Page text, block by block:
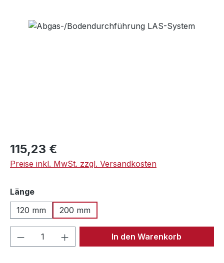
Bildergalerie überspringen
Regulärer Preis:
115,23 €
Preise inkl. MwSt. zzgl. Versandkosten
Längeauswählen
120 mm
200 mm
Produkt Anzahl: Gib denIn den Warenkorb